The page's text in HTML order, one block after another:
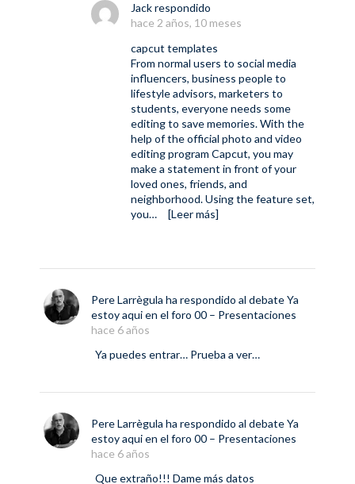
Jackrespondido
hace 2 años, 10 meses
capcut templates
From normal users to social media
influencers, business people to
lifestyle advisors, marketers to
students, everyone needs some
editing to save memories. With the
help of the official photo and video
editing program Capcut, you may
make a statement in front of your
loved ones, friends, and
neighborhood. Using the feature set,
you…
[Leer más]
Pere Larrègula ha respondido al debateYa
estoy aquien el foro 00 – Presentaciones
hace 6 años
Ya puedes entrar… Prueba a ver…
Pere Larrègula ha respondido al debateYa
estoy aquien el foro 00 – Presentaciones
hace 6 años
Que extraño!!! Dame más datos